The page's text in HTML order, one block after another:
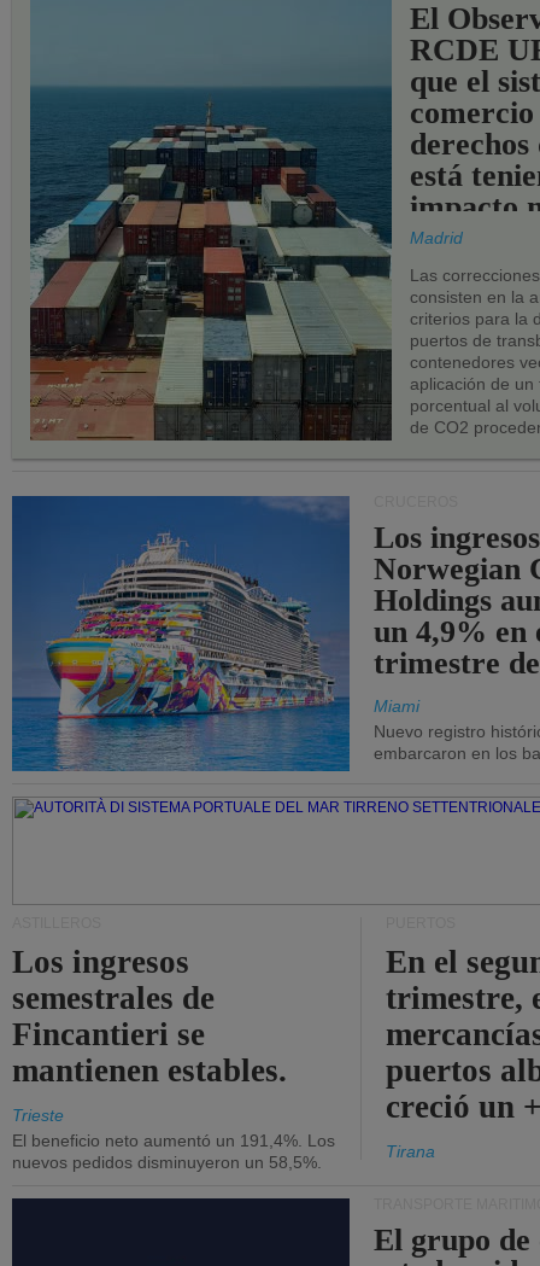
El
RCDE
que el
comercio
derechos
está
impacto
los
UE.
Madrid
Las
consisten en la
criterios para la
puertos de
contenedores
aplicación de
porcentual al
de CO2
Los
Norwegian
Holdings
un 4,9% en
trimestre
Miami
Nuevo registro
embarcaron en los
Los ingresos
semestrales de
Fincantieri se
mantienen estables.
Trieste
El beneficio neto aumentó un 191,4%. Los
nuevos pedidos disminuyeron un 58,5%.
En el
trimestre,
puertos
creció un
Tirana
El grupo de